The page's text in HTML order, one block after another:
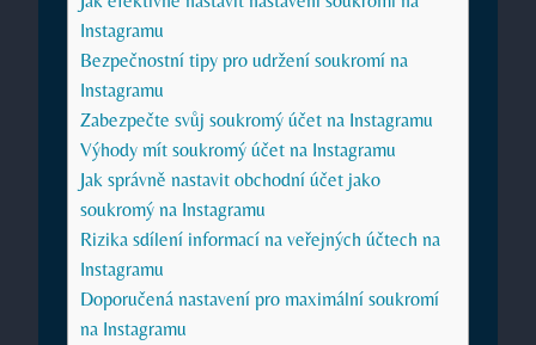
Instagramu
Bezpečnostní tipy pro udržení soukromí na
Instagramu
Zabezpečte svůj soukromý účet na Instagramu
Výhody mít soukromý účet na Instagramu
Jak správně nastavit obchodní účet jako
soukromý na Instagramu
Rizika sdílení informací na veřejných účtech na
Instagramu
Doporučená nastavení pro maximální soukromí
na Instagramu